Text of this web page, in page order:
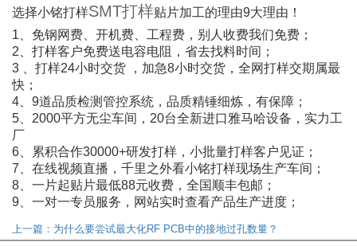
选择小铭打样SMT打样贴片加工的理由9大理由！
1、免钢网费、开机费、工程费，别人收费我们免费；
2、打样客户免费送电容电阻，省去找料时间；
3 、打样24小时交货 ，加急8小时交货，全网打样交期属最
快；
4、9道品质检测管控系统，品质精锤细炼，有保障；
5、2000平方无尘车间，20台全新进口雅马哈设备，实力工
厂
6、累积合作30000+研发打样，小批量打样客户见证；
7、在线视频直播，千里之外看小铭打样现场生产车间；
8、一片起贴片最低88元收费，全国顺丰包邮；
9、一对一专员服务，网站实时查看产品生产进度；
上一篇：为什么要尝试最大化RF PCB中的接地过孔数量？